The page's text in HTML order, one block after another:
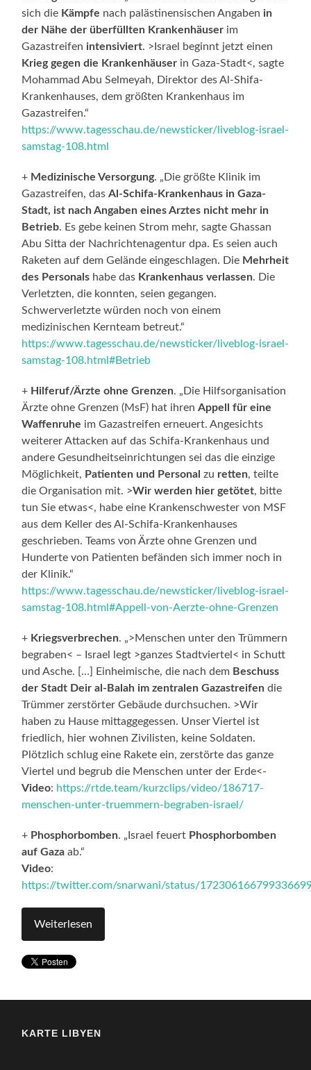
sich die Kämpfe nach palästinensischen Angaben in
der Nähe der überfüllten Krankenhäuser im
Gazastreifen intensiviert. >Israel beginnt jetzt einen
Krieg gegen die Krankenhäuser in Gaza-Stadt<, sagte
Mohammad Abu Selmeyah, Direktor des Al-Shifa-
Krankenhauses, dem größten Krankenhaus im
Gazastreifen.“
https://www.tagesschau.de/newsticker/liveblog-israel-
samstag-108.html
+ Medizinische Versorgung. „Die größte Klinik im
Gazastreifen, dasAl-Schifa-Krankenhaus in Gaza-
Stadt, ist nach Angaben eines Arztes nicht mehr in
Betrieb. Es gebe keinen Strom mehr, sagte Ghassan
Abu Sitta der Nachrichtenagentur dpa. Es seien auch
Raketen auf dem Gelände eingeschlagen. Die Mehrheit
des Personals habe das Krankenhaus verlassen. Die
Verletzten, die konnten, seien gegangen.
Schwerverletzte würden noch von einem
medizinischen Kernteam betreut.“
https://www.tagesschau.de/newsticker/liveblog-israel-
samstag-108.html#Betrieb
+ Hilferuf/Ärzte ohne Grenzen. „Die Hilfsorganisation
Ärzte ohne Grenzen (MsF) hat ihrenAppell für eine
Waffenruhe im Gazastreifen erneuert. Angesichts
weiterer Attacken auf das Schifa-Krankenhaus und
andere Gesundheitseinrichtungen sei das die einzige
Möglichkeit, Patienten und Personal zu retten, teilte
die Organisation mit. >Wir werden hier getötet, bitte
tun Sie etwas<, habe eine Krankenschwester von MSF
aus dem Keller des Al-Schifa-Krankenhauses
geschrieben. Teams von Ärzte ohne Grenzen und
Hunderte von Patienten befänden sich immer noch in
der Klinik.“
https://www.tagesschau.de/newsticker/liveblog-israel-
samstag-108.html#Appell-von-Aerzte-ohne-Grenzen
+ Kriegsverbrechen. „>Menschen unter den Trümmern
begraben< – Israel legt >ganzes Stadtviertel< in Schutt
und Asche. […] Einheimische, die nach dem Beschuss
der Stadt Deir al-Balah im zentralen Gazastreifendie
Trümmer zerstörter Gebäude durchsuchen. >Wir
haben zu Hause mittaggegessen. Unser Viertel ist
friedlich, hier wohnen Zivilisten, keine Soldaten.
Plötzlich schlug eine Rakete ein, zerstörte das ganze
Viertel und begrub die Menschen unter der Erde<-
Video: https://rtde.team/kurzclips/video/186717-
menschen-unter-truemmern-begraben-israel/
+ Phosphorbomben. „Israel feuert Phosphorbomben
auf Gaza ab.“
Video:
https://twitter.com/snarwani/status/
Weiterlesen
KARTE LIBYEN